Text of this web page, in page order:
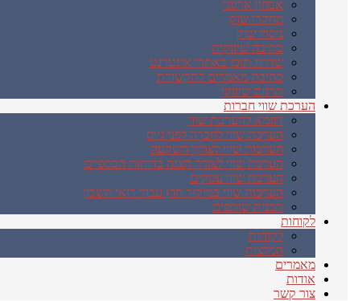
אבחון ארגוני
מחקרי שוק
ניסויי שוק
כתיבה שיווקית
שדרוג תוכן באתרי אינטרנט
כתיבת מאמרים לתקשורת
תרגום שיווקי
הערכת שווי חברות
דוגמא להערכת שווי
הערכת שווי לחברה לפני גיוס
הערכות שווי לצורך השקעה
הערכת שווי לצורך הצגה בדוחות הכספיים
הערכת שווי עסקים
הערכות שווי במיקור חוץ עבור רואי חשבון
תכנית שותפים
לקוחות
לקוחות
המלצות
מאמרים
אודות
צור קשר